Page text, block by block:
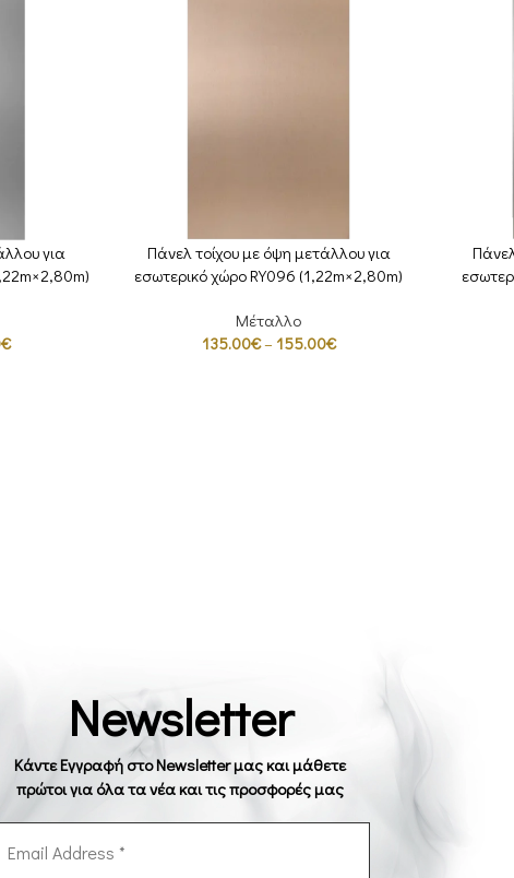
για
€
ΕΠΙΛΟΓΉ
Πάνελ τοίχου με όψη μετάλλου για
εσωτερικό χώρο RY096 (1,22m×2,80m)
Μέταλλο
135.00€– 155.00€
ΕΠΙΛΟΓΉ
Newsletter
Κάντε Εγγραφή στο Newsletter μας και μάθετε
πρώτοι για όλα τα νέα και τις προσφορές μας